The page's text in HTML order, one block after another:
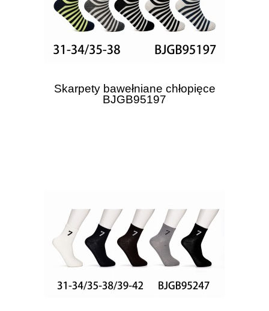
Skarpety bawełniane chłopięce
BJGB95197